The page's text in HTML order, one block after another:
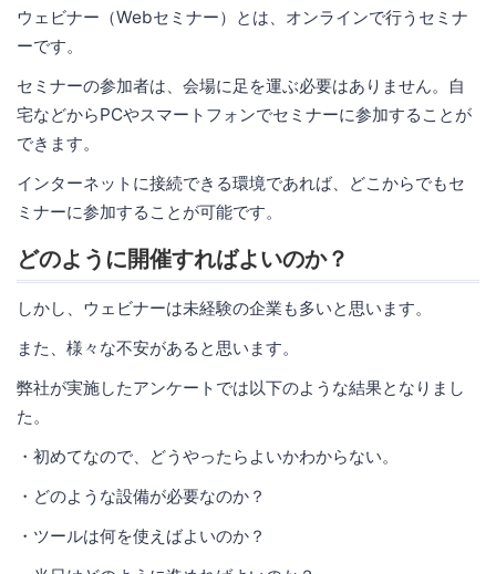
ウェビナー（Webセミナー）とは、オンラインで行うセミナ
ーです。
セミナーの参加者は、会場に足を運ぶ必要はありません。自
宅などからPCやスマートフォンでセミナーに参加することが
できます。
インターネットに接続できる環境であれば、どこからでもセ
ミナーに参加することが可能です。
どのように開催すればよいのか？
しかし、ウェビナーは未経験の企業も多いと思います。
また、様々な不安があると思います。
弊社が実施したアンケートでは以下のような結果となりまし
た。
・初めてなので、どうやったらよいかわからない。
・どのような設備が必要なのか？
・ツールは何を使えばよいのか？